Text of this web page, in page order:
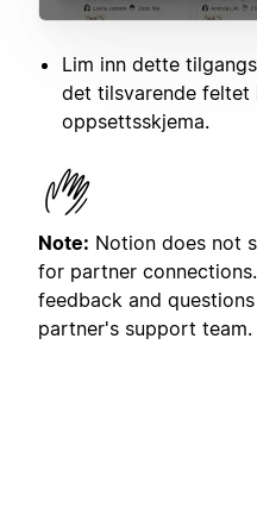
Lim inn dette
det tilsvarende
oppsettsskjema.
Note: Notion does not
for partner
feedback and
partner's support team.